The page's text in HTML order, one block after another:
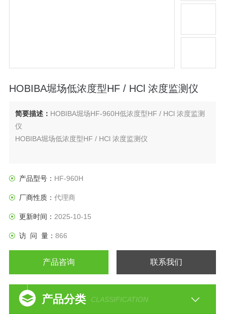
HOBIBA堀场低浓度型HF / HCl 浓度监测仪
简要描述： HOBIBA堀场HF-960H低浓度型HF / HCl 浓度监测
仪
HOBIBA堀场低浓度型HF / HCl 浓度监测仪
产品型号： HF-960H
厂商性质： 代理商
更新时间： 2025-10-15
访 问 量： 866
产品咨询 联系我们
产品分类 CLASSIFICATION